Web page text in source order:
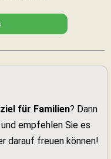
für Familien? Dann
empfehlen Sie es
darauf freuen können!